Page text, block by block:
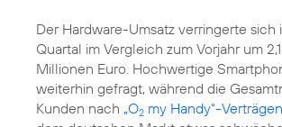
Der Hardware-Umsatz verringerte sich
Quartal im Vergleich zum Vorjahr um
Millionen Euro. Hochwertige
weiterhin gefragt, während die
Kunden nach „O2 my Handy“-Verträgen